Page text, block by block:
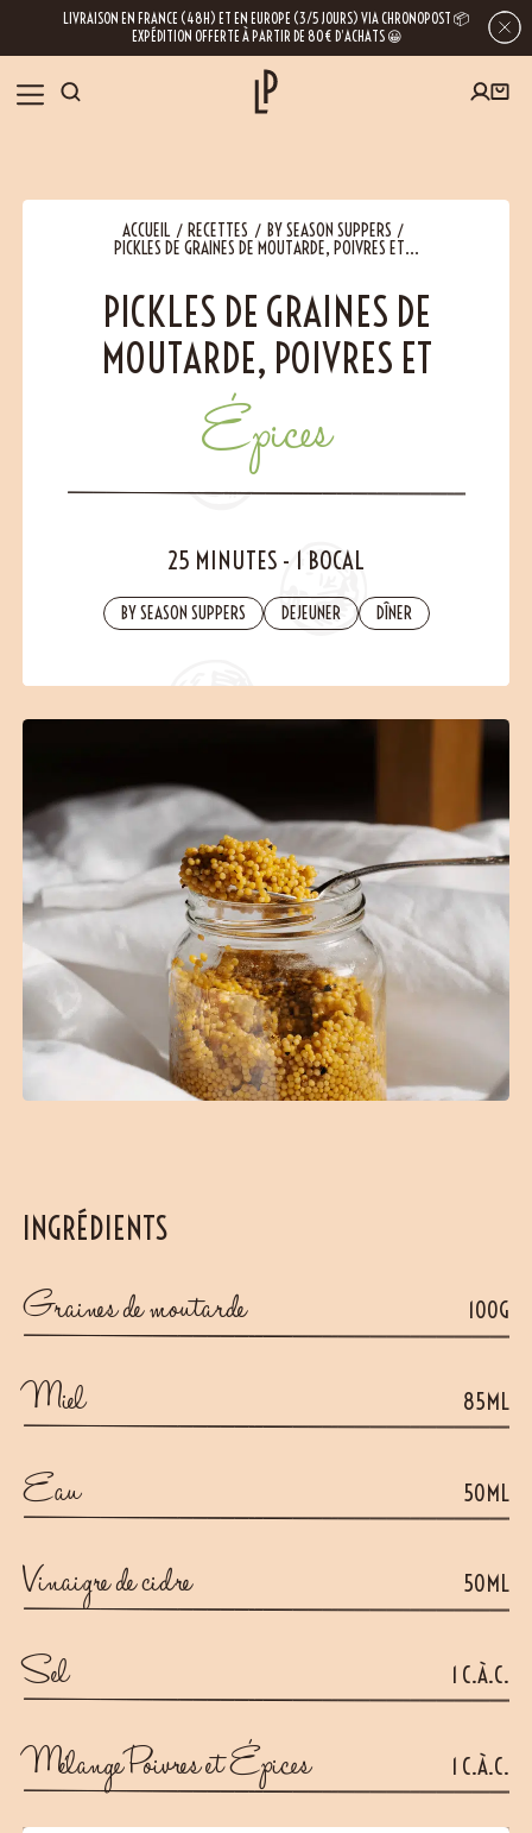
LIVRAISON EN FRANCE (48H) ET EN EUROPE (3/5 JOURS) VIA CHRONOPOST 📦
EXPÉDITION OFFERTE À PARTIR DE 80€ D’ACHATS 😀
NOS ÉPICES
RECETTES
À PROPOS
NOUS RENDRE VISITE
ACCUEIL RECETTES BY SEASON SUPPERS
PICKLES DE GRAINES DE MOUTARDE, POIVRES ET...
PICKLES DE GRAINES DE
MOUTARDE, POIVRES ET
Épices
25 MINUTES - 1 BOCAL
BY SEASON SUPPERS DEJEUNER DÎNER
INGRÉDIENTS
Graines de moutarde 100G
Miel 85ML
Eau 50ML
Vinaigre de cidre 50ML
Sel 1 C.À.C.
Mélange Poivres et Épices 1 C.À.C.
En laissant votre e-mail, vous obtenez l’accès à nos newsletters riches en
désinscrire est possible à tout moment.